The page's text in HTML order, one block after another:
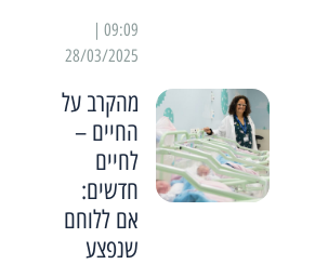
28/03/2025
מהקרב על
החיים –
לחיים
חדשים:
אם ללוחם
שנפצע